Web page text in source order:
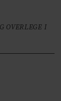
OVERLEGE I